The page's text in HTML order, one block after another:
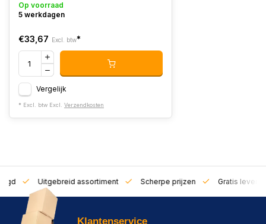
Op voorraad
5 werkdagen
€33,67 Excl. btw*
Vergelijk
* Excl. btw Excl. Verzendkosten
Uitgebreid assortiment Scherpe prijzen Gratis
Klantenservice